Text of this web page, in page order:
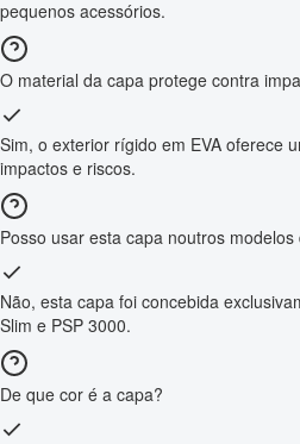
pequenos acessórios.
O material da capa protege contra
Sim, o exterior rígido em EVA oferece
impactos e riscos.
Posso usar esta capa noutros modelos
Não, esta capa foi concebida
Slim e PSP 3000.
De que cor é a capa?